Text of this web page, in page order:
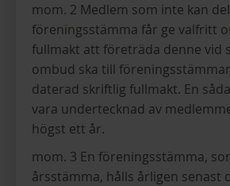
mom. 2 Medlem som inte kan
föreningsstämma får ge valfritt
fullmakt att företräda denne vid
ombud ska till
daterad skriftlig fullmakt. En
vara undertecknad av
högst ett år.
mom. 3 En föreningsstämma,
årsstämma, hålls årligen senast